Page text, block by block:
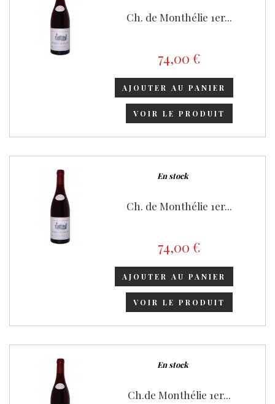
Ch. de Monthélie 1er...
74,00 €
AJOUTER AU PANIER
VOIR LE PRODUIT
En stock
Ch. de Monthélie 1er...
74,00 €
AJOUTER AU PANIER
VOIR LE PRODUIT
En stock
Ch.de Monthélie 1er...